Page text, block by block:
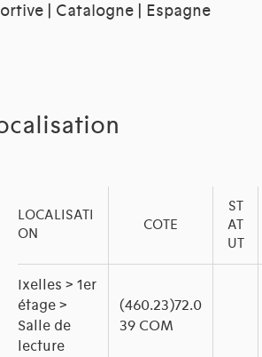
| Catalogne | Espagne
LOCALISATI
ON
COTE
ST
AT
UT
Ixelles > 1er
étage >
Salle de
lecture
(460.23)72.0
39 COM